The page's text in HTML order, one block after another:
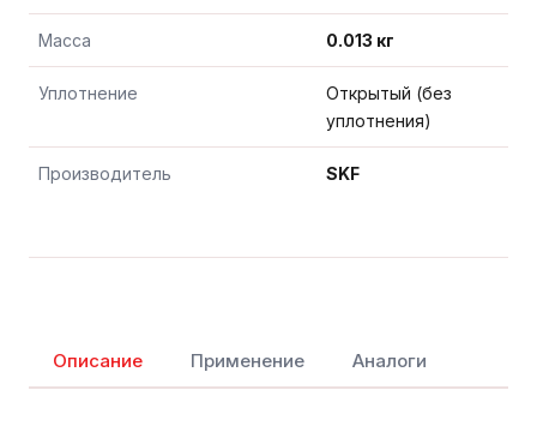
Масса 0.013 кг
Уплотнение
Открытый (без
уплотнения)
Производитель SKF
Описание Применение Аналоги